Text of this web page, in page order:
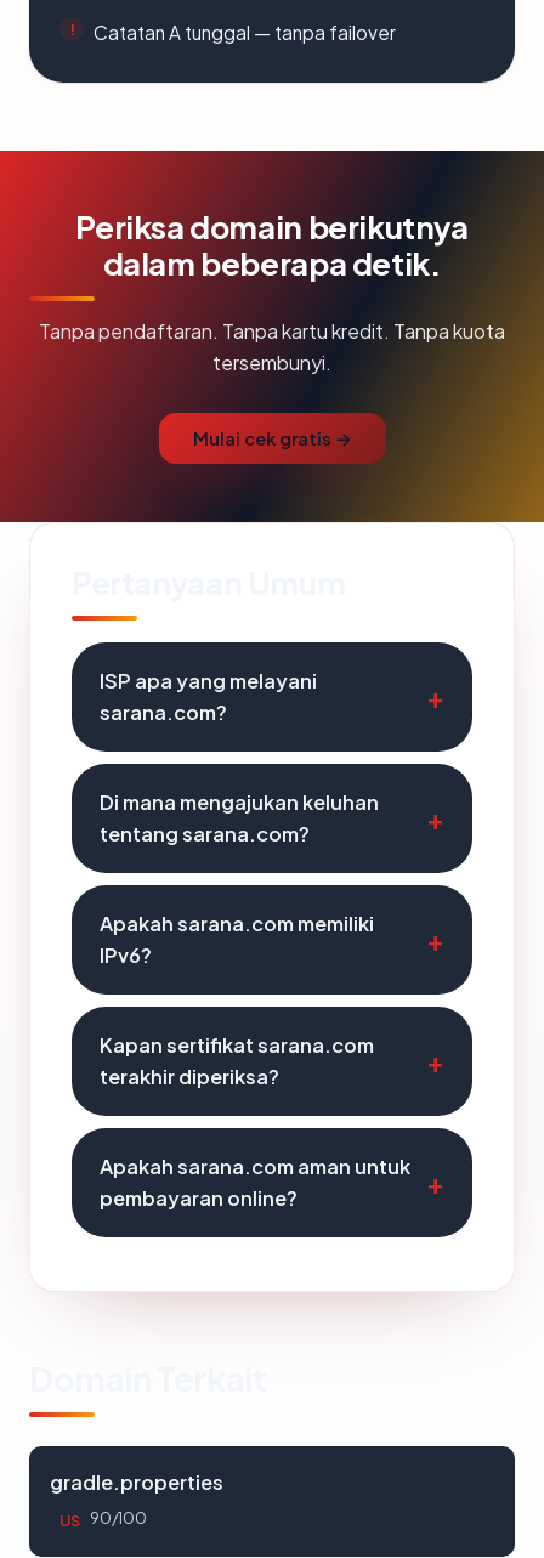
Catatan A tunggal — tanpa failover
Periksa domain berikutnya
dalam beberapa detik.
Tanpa pendaftaran. Tanpa kartu kredit. Tanpa kuota
tersembunyi.
Mulai cek gratis →
ISP apa yang melayani
sarana.com?
Di mana mengajukan keluhan
tentang sarana.com?
Apakah sarana.com memiliki
IPv6?
Kapan sertifikat sarana.com
terakhir diperiksa?
Apakah sarana.com aman untuk
pembayaran online?
gradle.properties
US 90/100